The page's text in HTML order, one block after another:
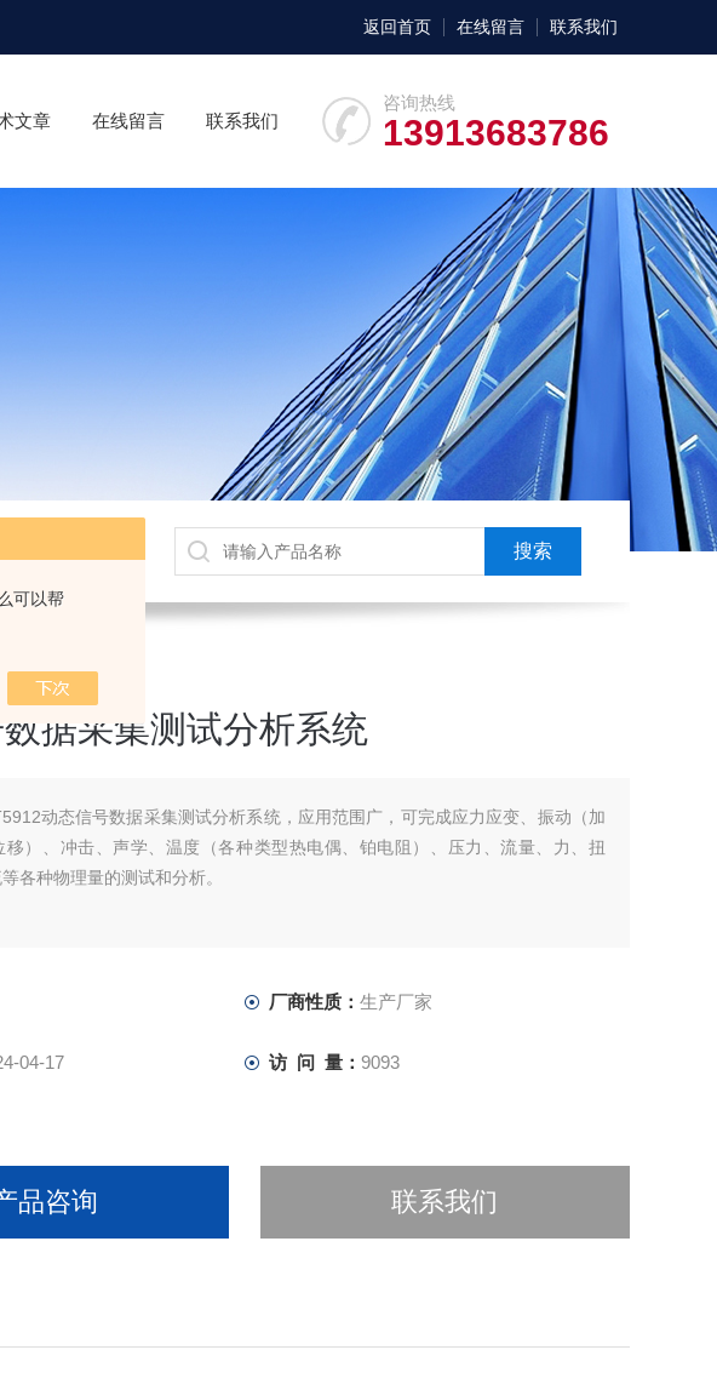
可以帮
返回首页 在线留言 联系我们
咨询热线
13913683786
文章 在线留言 联系我们
，整体方案
据采集测试分析系统
动态信号数据采集测试分析系统，应用范围广，可完成应力应变、振动（加
移）、冲击、声学、温度（各种类型热电偶、铂电阻）、压力、流量、力、扭
各种物理量的测试和分析。
厂商性质： 生产厂家
04-17 访 问 量： 9093
品咨询 联系我们